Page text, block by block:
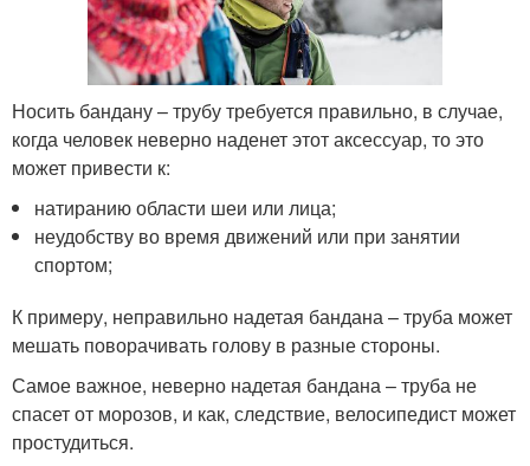
Носить бандану – трубу требуется правильно, в случае,
когда человек неверно наденет этот аксессуар, то это
может привести к:
натиранию области шеи или лица;
неудобству во время движений или при занятии
спортом;
К примеру, неправильно надетая бандана – труба может
мешать поворачивать голову в разные стороны.
Самое важное, неверно надетая бандана – труба не
спасет от морозов, и как, следствие, велосипедист может
простудиться.